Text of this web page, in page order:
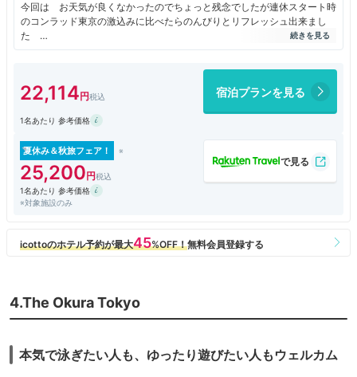
今回は お天気が良くなかったのでちょっと残念でしたが連休スタート時
のコンラッド東京の激込みに比べたらのんびりとリフレッシュ出来まし
た
ただ 残念ながら スパ周辺の改装修理のために 使えなかったのが残念
は すべて有料なのでちょっと楽しみでしたが 今回は 仕方ありませ
結婚記念日の宿泊と伝えましたらお祝いの品を 持ってきてくださいまし
ラウンジの食べ物などはどんどん少なくなってきましたが贅沢な時間を味
わえるのは 本当に幸せです 有難うございました
22,114 宿泊プランを見る
1名あたり 参考価格
夏休み＆秋旅フェア！
25,200
1名あたり 参考価格
※対象施設のみ
4.The Okura Tokyo
本気で泳ぎたい人も、ゆったり遊びたい人もウェルカム